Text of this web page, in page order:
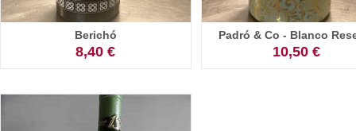
Berichó
8,40 €
Padró & Co - Blanco
10,50 €